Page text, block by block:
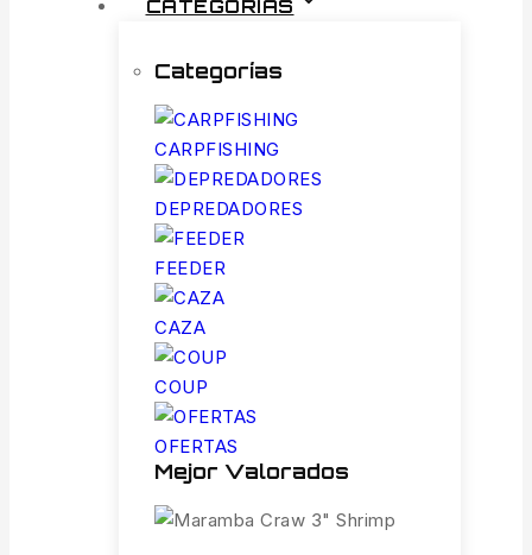
CATEGORÍAS
Categorías
CARPFISHING
DEPREDADORES
FEEDER
CAZA
COUP
OFERTAS
Mejor Valorados